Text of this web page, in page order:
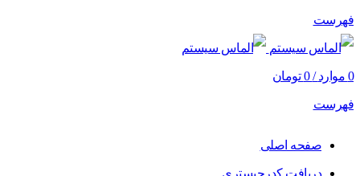
فهرست
0 موارد /
0 تومان
فهرست
صفحه اصلی